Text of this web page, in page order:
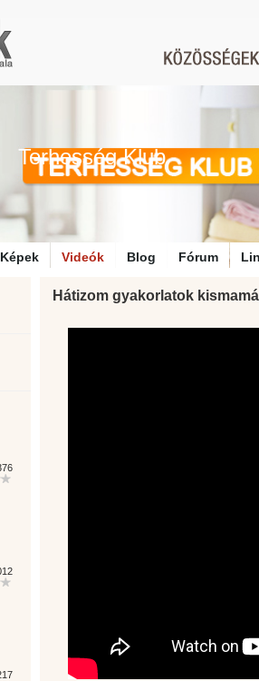
Terhesség Klub
Képek Videók Blog Fórum
Hátizom gyakorlatok